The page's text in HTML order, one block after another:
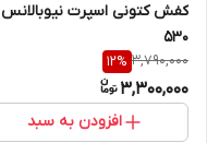
کفش کتونی اسپرت نیوبالانس
۵۳۰
3,790,000
12%
3,300,000
افزودن به سبد